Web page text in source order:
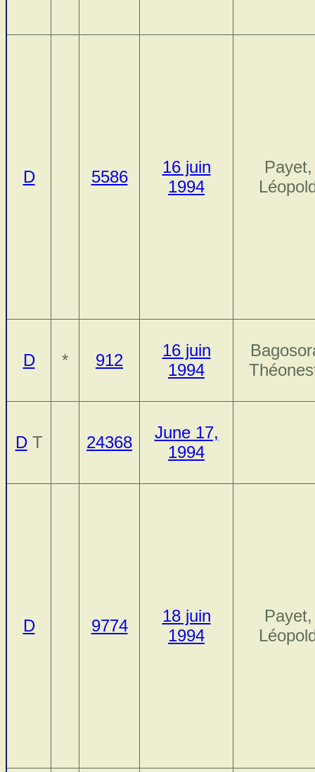
D 5586
16 juin
1994
Payet,
D * 912
16 juin
1994
DT 24368
June 17,
1994
D 9774
18 juin
1994
Payet,